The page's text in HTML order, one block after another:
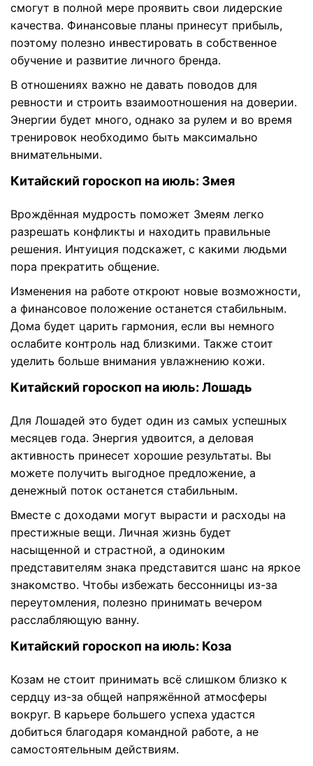
смогут в полной мере проявить свои лидерские
качества. Финансовые планы принесут прибыль,
поэтому полезно инвестировать в собственное
обучение и развитие личного бренда.
В отношениях важно не давать поводов для
ревности и строить взаимоотношения на доверии.
Энергии будет много, однако за рулем и во время
тренировок необходимо быть максимально
внимательными.
Китайский гороскоп на июль: Змея
Врождённая мудрость поможет Змеям легко
разрешать конфликты и находить правильные
решения. Интуиция подскажет, с какими людьми
пора прекратить общение.
Изменения на работе откроют новые возможности,
а финансовое положение останется стабильным.
Дома будет царить гармония, если вы немного
ослабите контроль над близкими. Также стоит
уделить больше внимания увлажнению кожи.
Китайский гороскоп на июль: Лошадь
Для Лошадей это будет один из самых успешных
месяцев года. Энергия удвоится, а деловая
активность принесет хорошие результаты. Вы
можете получить выгодное предложение, а
денежный поток останется стабильным.
Вместе с доходами могут вырасти и расходы на
престижные вещи. Личная жизнь будет
насыщенной и страстной, а одиноким
представителям знака представится шанс на яркое
знакомство. Чтобы избежать бессонницы из-за
переутомления, полезно принимать вечером
расслабляющую ванну.
Китайский гороскоп на июль: Коза
Козам не стоит принимать всё слишком близко к
сердцу из-за общей напряжённой атмосферы
вокруг. В карьере большего успеха удастся
добиться благодаря командной работе, а не
самостоятельным действиям.